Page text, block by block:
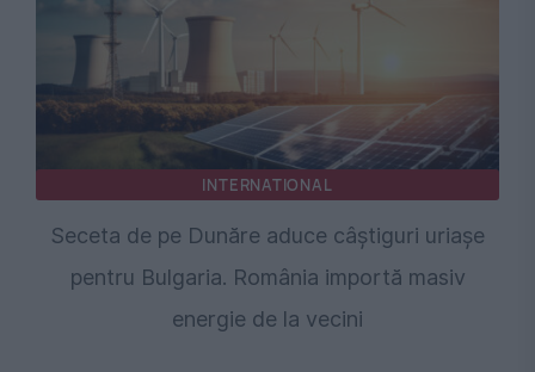
INTERNATIONAL
Seceta de pe Dunăre aduce câștiguri uriașe
pentru Bulgaria. România importă masiv
energie de la vecini